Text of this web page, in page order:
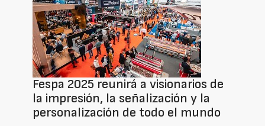
Fespa 2025 reunirá a visionarios de
la impresión, la señalización y la
personalización de todo el mundo